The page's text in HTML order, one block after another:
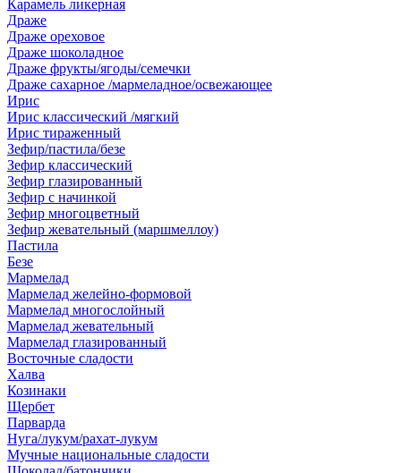
Карамель ликерная
Драже
Драже ореховое
Драже шоколадное
Драже фрукты/ягоды/семечки
Драже сахарное /мармеладное/освежающее
Ирис
Ирис классический /мягкий
Ирис тираженный
Зефир/пастила/безе
Зефир классический
Зефир глазированный
Зефир с начинкой
Зефир многоцветный
Зефир жевательный (маршмеллоу)
Пастила
Безе
Мармелад
Мармелад желейно-формовой
Мармелад многослойный
Мармелад жевательный
Мармелад глазированный
Восточные сладости
Халва
Козинаки
Щербет
Парварда
Нуга/лукум/рахат-лукум
Мучные национальные сладости